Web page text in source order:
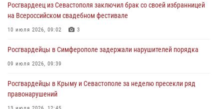
Росгвардеец из Севастополя заключил брак со своей избранницей
на Всероссийском свадебном фестивале
10 июля 2026, 09:02 3
Росгвардейцы в Симферополе задержали нарушителей порядка
09 июля 2026, 09:39
Росгвардейцы в Крыму и Севастополе за неделю пресекли ряд
правонарушений